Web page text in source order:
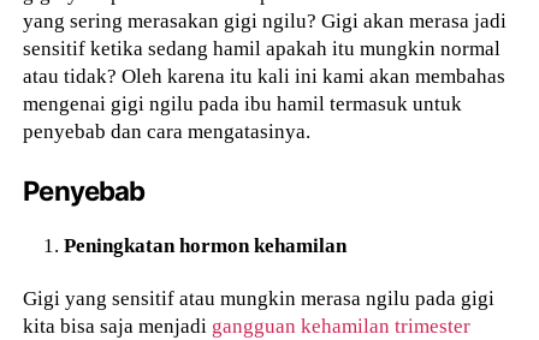
yang sering merasakan gigi ngilu? Gigi akan merasa jadi
sensitif ketika sedang hamil apakah itu mungkin normal
atau tidak? Oleh karena itu kali ini kami akan membahas
mengenai gigi ngilu pada ibu hamil termasuk untuk
penyebab dan cara mengatasinya.
Penyebab
Peningkatan hormon kehamilan
Gigi yang sensitif atau mungkin merasa ngilu pada gigi
kita bisa saja menjadi gangguan kehamilan trimester